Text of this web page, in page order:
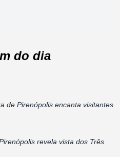
do dia
de Pirenópolis encanta visitantes
revela vista dos Três